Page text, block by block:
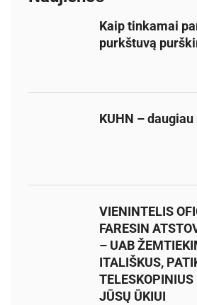
Kaip tinkamai
purkštuvą
KUHN –
VIENINTELIS
FARESIN
– UAB
ITALIŠKUS,
JŪSŲ ŪKIUI